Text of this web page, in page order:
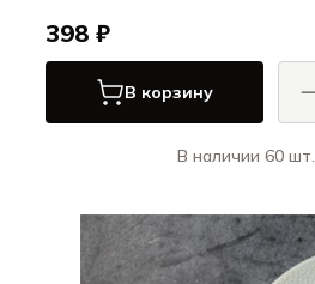
398 ₽
В корзину
В наличии 60 шт.